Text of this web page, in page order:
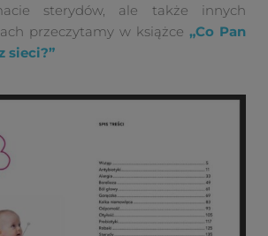
sterydów, ale także innych
przeczytamy w książce „Co Pan
sieci?”